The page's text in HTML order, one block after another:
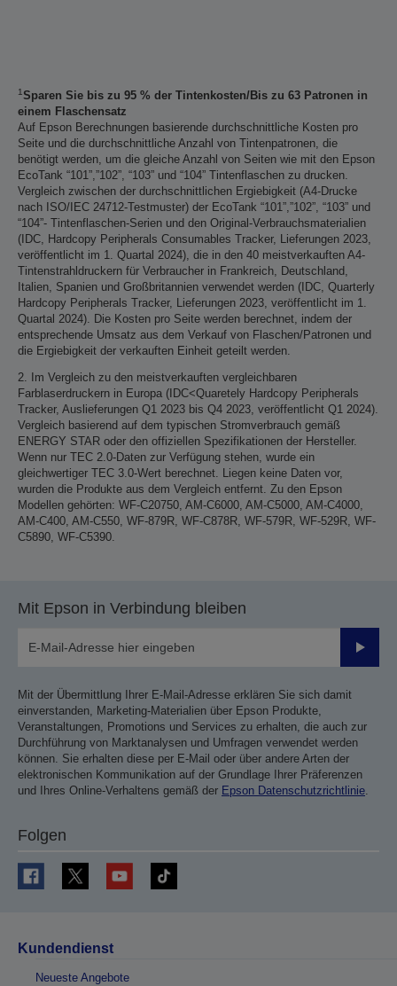
1Sparen Sie bis zu 95 % der Tintenkosten/Bis zu 63 Patronen in
einem Flaschensatz
Auf Epson Berechnungen basierende durchschnittliche Kosten pro
Seite und die durchschnittliche Anzahl von Tintenpatronen, die
benötigt werden, um die gleiche Anzahl von Seiten wie mit den Epson
EcoTank “101”,”102”, “103” und “104” Tintenflaschen zu drucken.
Vergleich zwischen der durchschnittlichen Ergiebigkeit (A4-Drucke
nach ISO/IEC 24712-Testmuster) der EcoTank “101”,”102”, “103” und
“104”- Tintenflaschen-Serien und den Original-Verbrauchsmaterialien
(IDC, Hardcopy Peripherals Consumables Tracker, Lieferungen 2023,
veröffentlicht im 1. Quartal 2024), die in den 40 meistverkauften A4-
Tintenstrahldruckern für Verbraucher in Frankreich, Deutschland,
Italien, Spanien und Großbritannien verwendet werden (IDC, Quarterly
Hardcopy Peripherals Tracker, Lieferungen 2023, veröffentlicht im 1.
Quartal 2024). Die Kosten pro Seite werden berechnet, indem der
entsprechende Umsatz aus dem Verkauf von Flaschen/Patronen und
die Ergiebigkeit der verkauften Einheit geteilt werden.
2. Im Vergleich zu den meistverkauften vergleichbaren
Farblaserdruckern in Europa (IDC<Quaretely Hardcopy Peripherals
Tracker, Auslieferungen Q1 2023 bis Q4 2023, veröffentlicht Q1 2024).
Vergleich basierend auf dem typischen Stromverbrauch gemäß
ENERGY STAR oder den offiziellen Spezifikationen der Hersteller.
Wenn nur TEC 2.0-Daten zur Verfügung stehen, wurde ein
gleichwertiger TEC 3.0-Wert berechnet. Liegen keine Daten vor,
wurden die Produkte aus dem Vergleich entfernt. Zu den Epson
Modellen gehörten: WF-C20750, AM-C6000, AM-C5000, AM-C4000,
AM-C400, AM-C550, WF-879R, WF-C878R, WF-579R, WF-529R, WF-
C5890, WF-C5390.
Mit Epson in Verbindung bleiben
Mit der Übermittlung Ihrer E-Mail-Adresse erklären Sie sich damit
einverstanden, Marketing-Materialien über Epson Produkte,
Veranstaltungen, Promotions und Services zu erhalten, die auch zur
Durchführung von Marktanalysen und Umfragen verwendet werden
können. Sie erhalten diese per E-Mail oder über andere Arten der
elektronischen Kommunikation auf der Grundlage Ihrer Präferenzen
und Ihres Online-Verhaltens gemäß der Epson Datenschutzrichtlinie.
Folgen
Kundendienst
Neueste Angebote